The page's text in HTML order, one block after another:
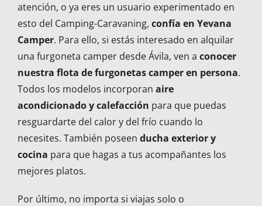
atención, o ya eres un usuario experimentado en
esto del Camping-Caravaning, confía en Yevana
Camper. Para ello, si estás interesado en alquilar
una furgoneta camper desde Ávila, ven a conocer
nuestra flota de furgonetas camper en persona.
Todos los modelos incorporan aire
acondicionado y calefacción para que puedas
resguardarte del calor y del frío cuando lo
necesites. También poseen ducha exterior y
cocina para que hagas a tus acompañantes los
mejores platos.
Por último, no importa si viajas solo o